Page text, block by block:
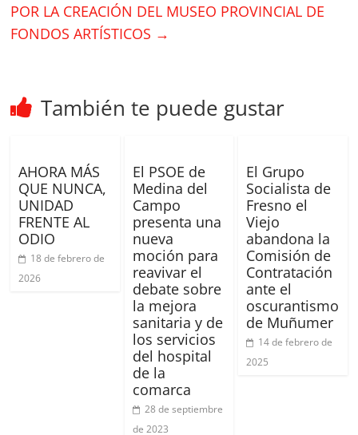
POR LA CREACIÓN DEL MUSEO PROVINCIAL DE
FONDOS ARTÍSTICOS →
También te puede gustar
AHORA MÁS
QUE NUNCA,
UNIDAD
FRENTE AL
ODIO
18 de febrero de
2026
El PSOE de
Medina del
Campo
presenta una
nueva
moción para
reavivar el
debate sobre
la mejora
sanitaria y de
los servicios
del hospital
de la
comarca
28 de septiembre
de 2023
El Grupo
Socialista de
Fresno el
Viejo
abandona la
Comisión de
Contratación
ante el
oscurantismo
de Muñumer
14 de febrero de
2025